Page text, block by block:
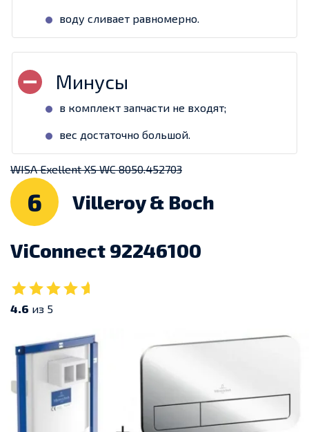
воду сливает равномерно.
в комплект запчасти не входят;
вес достаточно большой.
WISA Exellent XS WC 8050.452703
6 Villeroy & Boch
ViConnect 92246100
4.6 из 5